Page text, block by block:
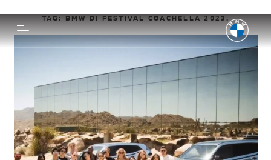
TAG:BMW DI FESTIVAL COACHELLA 2023.